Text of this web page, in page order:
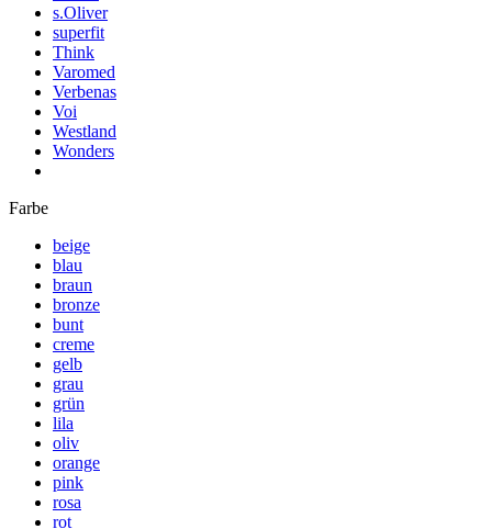
s.Oliver
superfit
Think
Varomed
Verbenas
Voi
Westland
Wonders
Farbe
beige
blau
braun
bronze
bunt
creme
gelb
grau
grün
lila
oliv
orange
pink
rosa
rot